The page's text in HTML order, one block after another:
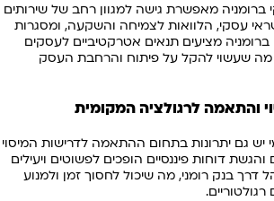
מאפשרת גישה למגוון רחב של שירותים
עסקי, הלוואות לצמיחה והשקעה, ומסגרות
מציעים תנאים אטרקטיביים לעסקים
שעשוי להקל על פיתוח והרחבת העסק
והתאמה לרגולציה המקומית
יש גם יתרונות בתחום ההתאמה לדרישות המיסוי
דוחות פיננסיים הופכים לפשוטים ויעילים
בנק רומני, מה שיכול לחסוך זמן ולמנוע